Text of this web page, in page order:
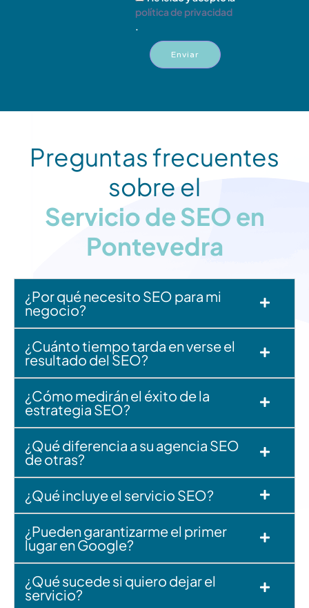
política de privacidad
.
Enviar
Preguntas frecuentes
sobre el
Servicio de SEO en
Pontevedra
¿Por qué necesito SEO para mi
negocio?
¿Cuánto tiempo tarda en verse el
resultado del SEO?
¿Cómo medirán el éxito de la
estrategia SEO?
¿Qué diferencia a su agencia SEO
de otras?
¿Qué incluye el servicio SEO?
¿Pueden garantizarme el primer
lugar en Google?
¿Qué sucede si quiero dejar el
servicio?